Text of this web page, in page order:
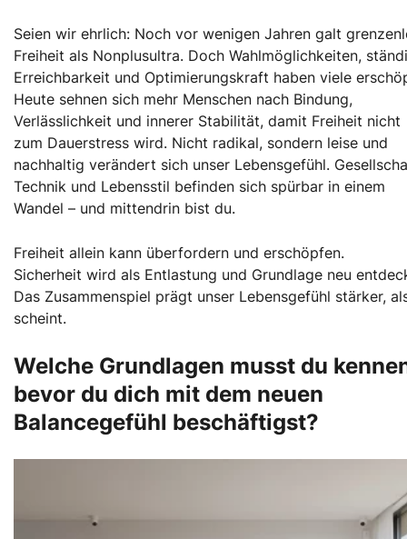
Seien wir ehrlich: Noch vor wenigen Jahren galt
Freiheit als Nonplusultra. Doch Wahlmöglichkeiten,
Erreichbarkeit und Optimierungskraft haben viele
Heute sehnen sich mehr Menschen nach Bindung,
Verlässlichkeit und innerer Stabilität, damit Freiheit nicht
zum Dauerstress wird. Nicht radikal, sondern leise und
nachhaltig verändert sich unser Lebensgefühl.
Technik und Lebensstil befinden sich spürbar in einem
Wandel – und mittendrin bist du.
Freiheit allein kann überfordern und erschöpfen.
Sicherheit wird als Entlastung und Grundlage neu
Das Zusammenspiel prägt unser Lebensgefühl stärker,
scheint.
Welche Grundlagen musst du
bevor du dich mit dem neuen
Balancegefühl beschäftigst?